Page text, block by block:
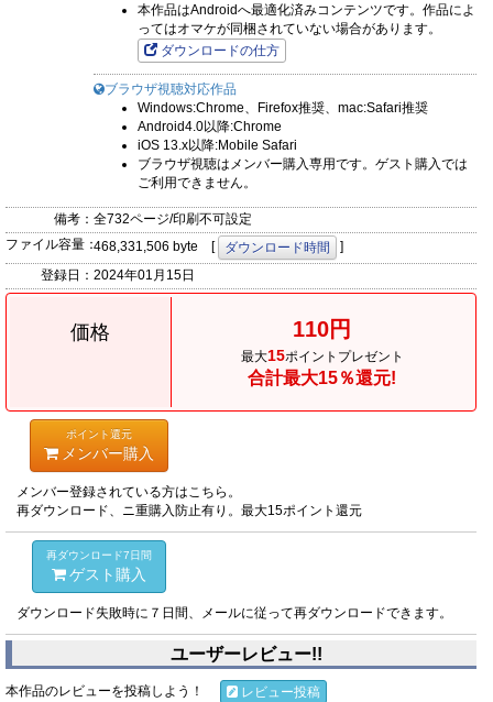
本作品はAndroidへ最適化済みコンテンツです。作品によ
ってはオマケが同梱されていない場合があります。
ダウンロードの仕方
ブラウザ視聴対応作品
Windows:Chrome、Firefox推奨、mac:Safari推奨
Android4.0以降:Chrome
iOS 13.x以降:Mobile Safari
ブラウザ視聴はメンバー購入専用です。ゲスト購入では
ご利用できません。
備考： 全732ページ/印刷不可設定
ファイル容量：468,331,506 byte [ ダウンロード時間
]
登録日： 2024年01月15日
価格 110円
最大15ポイントプレゼント
合計最大15％還元!
ポイント還元
メンバー購入
メンバー登録されている方はこちら。
再ダウンロード、ニ重購入防止有り。最大15ポイント還元
再ダウンロード7日間
ゲスト購入
ダウンロード失敗時に７日間、メールに従って再ダウンロードできます。
ユーザーレビュー!!
本作品のレビューを投稿しよう！
レビュー投稿